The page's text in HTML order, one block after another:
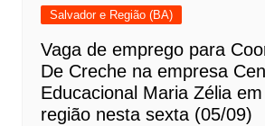
Salvador e Região (BA)
Vaga de emprego para
De Creche na empresa
Educacional Maria Zélia
região nesta sexta (05/09)